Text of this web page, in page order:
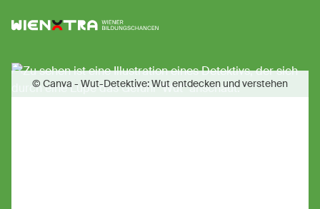
Logo Wiener Bildungschancen
© Canva - Wut-Detektive: Wut entdecken und verstehen